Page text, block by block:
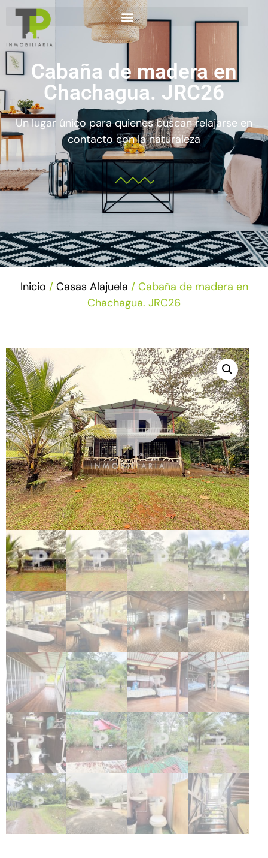
Cabaña de madera en
Chachagua. JRC26
Un lugar único para quienes buscan relajarse en
contacto con la naturaleza
Inicio / Casas Alajuela / Cabaña de madera en
Chachagua. JRC26